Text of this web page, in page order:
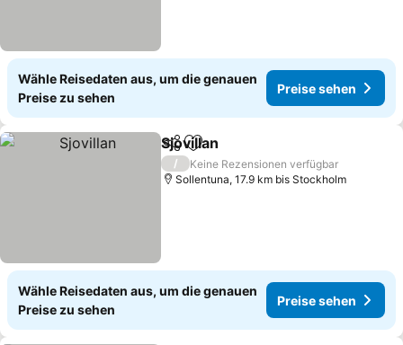
Wähle Reisedaten aus, um die genauen
Preise zu sehen
Preise sehen
TeilenZu Favoriten hinzufügen
Sjovillan
/
Keine Rezensionen verfügbar
Sollentuna, 17.9 km bis Stockholm
Wähle Reisedaten aus, um die genauen
Preise zu sehen
Preise sehen